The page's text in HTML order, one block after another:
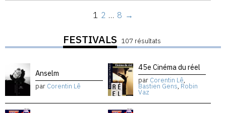
1 2 … 8 →
FESTIVALS 107 résultats
Anselm
par Corentin Lê
45e Cinéma du réel
par Corentin Lê,
Bastien Gens, Robin
Vaz